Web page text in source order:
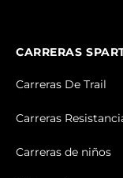
CARRERAS
Carreras De Trail
Carreras
Carreras de niños